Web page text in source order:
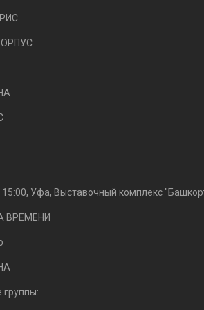
Уфа, Выставочный комплекс
ВРЕМЕНИ
группы: